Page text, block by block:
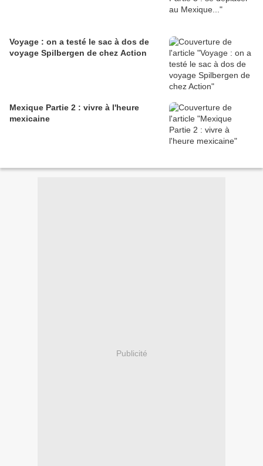
Voyage : on a testé le sac à dos de
voyage Spilbergen de chez Action
Mexique Partie 2 : vivre à l'heure
mexicaine
Publicité